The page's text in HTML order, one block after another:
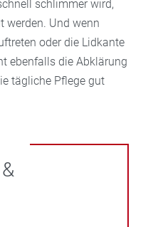
schlimmer wird,
werden. Und wenn
oder die Lidkante
ebenfalls die Abklärung
tägliche Pflege gut